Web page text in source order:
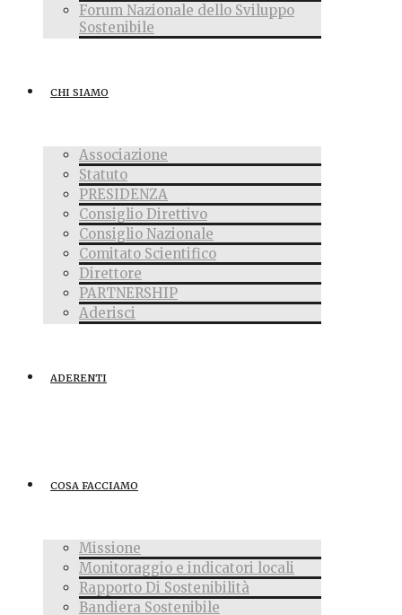
Forum Nazionale dello Sviluppo
Sostenibile
CHI SIAMO
Associazione
Statuto
PRESIDENZA
Consiglio Direttivo
Consiglio Nazionale
Comitato Scientifico
Direttore
PARTNERSHIP
Aderisci
ADERENTI
COSA FACCIAMO
Missione
Monitoraggio e indicatori locali
Rapporto Di Sostenibilità
Bandiera Sostenibile